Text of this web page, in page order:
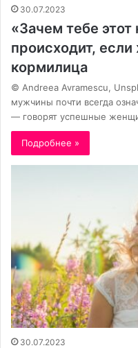
30.07.2023
«Зачем тебе этот
происходит,
кормилица
© Andreea Avramescu,
мужчины почти всегда
— говорят успешные
Подробнее »
30.07.2023